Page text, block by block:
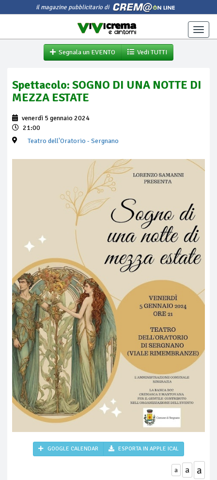
il magazine pubblicitario di
Toggle
Segnala un EVENTO
Vedi TUTTI
Spettacolo: SOGNO DI UNA NOTTE DI
MEZZA ESTATE
venerdì 5 gennaio 2024
21:00
Teatro dell'Oratorio - Sergnano
GOOGLE CALENDAR ESPORTA IN APPLE ICAL
a a a